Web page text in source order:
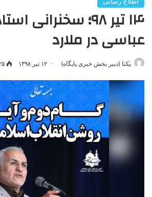
۱۴ تیر ۹۸؛ سخنرانی
عباسی در ملارد
یکتا (دبیر بخش خبری پایگاه) ۱۲ تیر ۱۳۹۸